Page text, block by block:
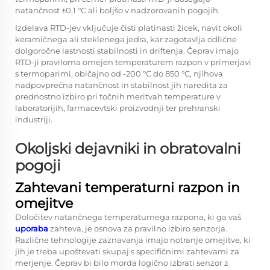
natančnost ±0,1 °C ali boljšo v nadzorovanih pogojih.
Izdelava RTD-jev vključuje čisti platinasti žicek, navit okoli
keramičnega ali steklenega jedra, kar zagotavlja odlične
dolgoročne lastnosti stabilnosti in driftenja. Čeprav imajo
RTD-ji praviloma omejen temperaturem razpon v primerjavi
s termoparimi, običajno od -200 °C do 850 °C, njihova
nadpovprečna natančnost in stabilnost jih naredita za
prednostno izbiro pri točnih meritvah temperature v
laboratorijih, farmacevtski proizvodnji ter prehranski
industriji.
Okoljski dejavniki in obratovalni
pogoji
Zahtevani temperaturni razpon in
omejitve
Določitev natančnega temperaturnega razpona, ki ga vaš
uporaba zahteva, je osnova za pravilno izbiro senzorja.
Različne tehnologije zaznavanja imajo notranje omejitve, ki
jih je treba upoštevati skupaj s specifičnimi zahtevami za
merjenje. Čeprav bi bilo morda logično izbrati senzor z